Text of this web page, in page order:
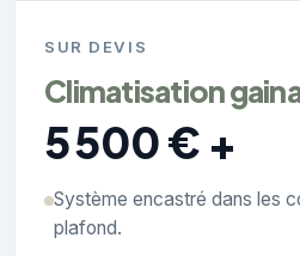
SUR DEVIS
Climatisation
5 500 € +
Système encastré dans les
plafond.